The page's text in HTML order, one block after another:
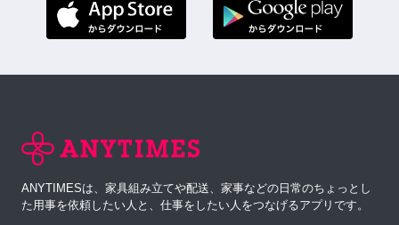
ANYTIMESは、家具組み立てや配送、家事などの日常のちょっとし
た用事を依頼したい人と、仕事をしたい人をつなげるアプリです。